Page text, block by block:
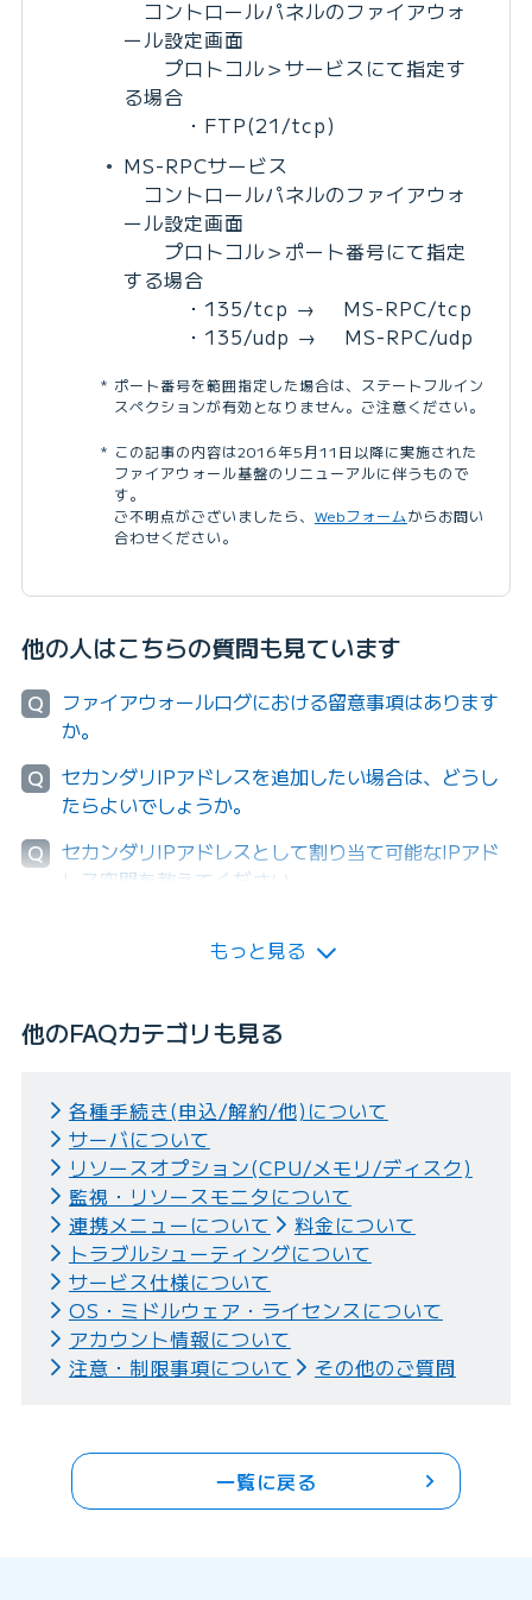
コントロールパネルのファイアウォ
ール設定画面
プロトコル＞サービスにて指定す
る場合
・FTP(21/tcp)
MS-RPCサービス
コントロールパネルのファイアウォ
ール設定画面
プロトコル＞ポート番号にて指定
する場合
・135/tcp → MS-RPC/tcp
・135/udp → MS-RPC/udp
ポート番号を範囲指定した場合は、ステートフルイン
スペクションが有効となりません。ご注意ください。
この記事の内容は2016年5月11日以降に実施された
ファイアウォール基盤のリニューアルに伴うもので
す。
ご不明点がございましたら、 Webフォームからお問い
合わせください。
他の人はこちらの質問も見ています
Q
ファイアウォールログにおける留意事項はあります
か。
Q
セカンダリIPアドレスを追加したい場合は、どうし
たらよいでしょうか。
Q
セカンダリIPアドレスとして割り当て可能なIPアド
レス空間を教えてください。
もっと見る
他のFAQカテゴリも見る
各種手続き(申込/解約/他)について
サーバについて
リソースオプション(CPU/メモリ/ディスク)
監視・リソースモニタについて
連携メニューについて
料金について
トラブルシューティングについて
サービス仕様について
OS・ミドルウェア・ライセンスについて
アカウント情報について
注意・制限事項について
その他のご質問
一覧に戻る